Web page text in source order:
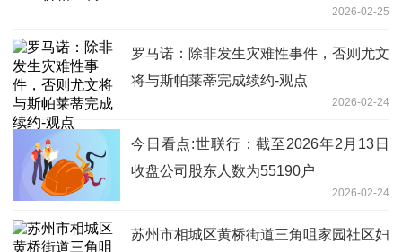
2026-02-25
罗马诺：除非发生灾难性事件，否则尤文
将与斯帕莱蒂完成续约-观点
2026-02-24
今日看点:世联行：截至2026年2月13日
收盘公司股东人数为55190户
2026-02-24
苏州市相城区黄桥街道三角咀家园社区妇